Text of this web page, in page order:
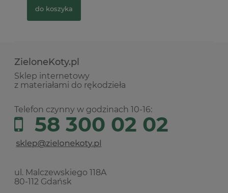
do koszyka
ZieloneKoty.pl
Sklep internetowy
z materiałami do rękodzieła
Telefon czynny w godzinach 10-16:
58 300 02 02
ul. Malczewskiego 118A
80-112 Gdańsk